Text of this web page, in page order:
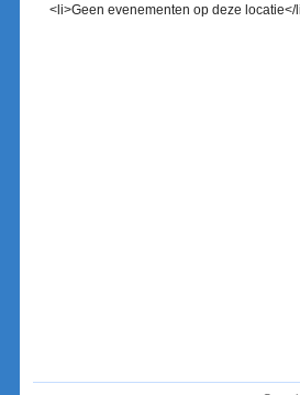
<li>Geen evenementen op deze locatie</